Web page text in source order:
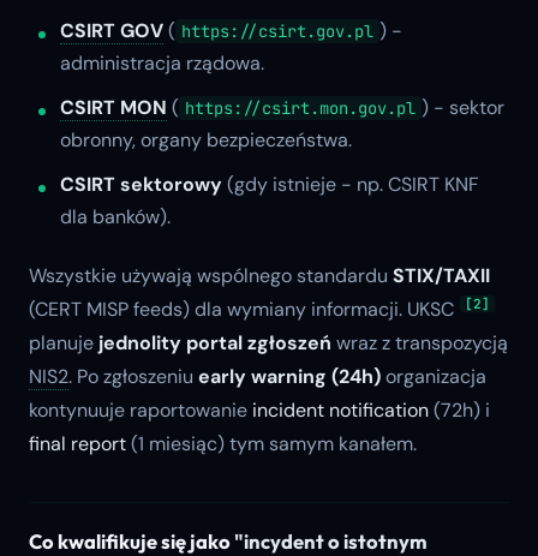
CSIRT GOV( https://csirt.gov.pl ) -
administracja rządowa.
CSIRT MON ( https://csirt.mon.gov.pl ) - sektor
obronny, organy bezpieczeństwa.
CSIRT sektorowy(gdy istnieje - np. CSIRT KNF
dla banków).
Wszystkie używają wspólnego standardu STIX/TAXII
(CERT MISP feeds) dla wymiany informacji. UKSC
[2]
planuje jednolity portal zgłoszeń wraz z transpozycją
NIS2. Po zgłoszeniu early warning (24h)organizacja
kontynuuje raportowanie incident notification(72h) i
final report(1 miesiąc) tym samym kanałem.
Co kwalifikuje się jako"incydent o istotnym